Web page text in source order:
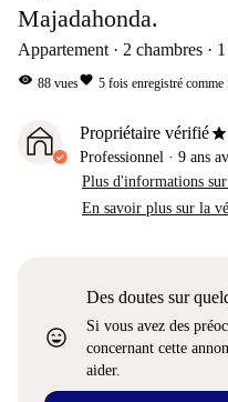
Majadahonda.
Appartement 2 chambres 1
visibility 88 vuesfavorite 5 fois enregistré
Propriétaire vérifiéstar
Professionnel · 9 ans
Plus d'informations
En savoir plus sur la
sentiment_very_satisfied
Des doutes sur
Si vous avez des
concernant cette
aider.